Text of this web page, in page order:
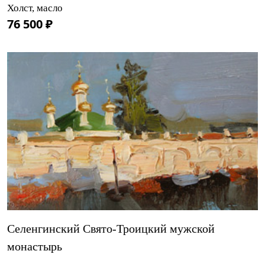
Холст, масло
76 500 ₽
Селенгинский Свято-Троицкий мужской
монастырь